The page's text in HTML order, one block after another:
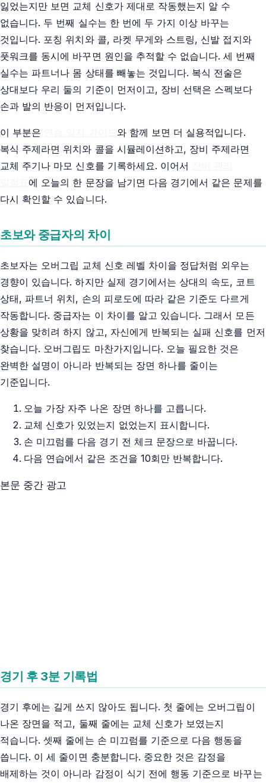
잃었는지만 보면 교체 신호가 제대로 작동했는지 알 수
없습니다. 두 번째 실수는 한 번에 두 가지 이상 바꾸는
것입니다. 포칭 위치와 콜, 라켓 무게와 스트링, 신발 접지와
풋워크를 동시에 바꾸면 원인을 추적할 수 없습니다. 세 번째
실수는 파트너나 몸 상태를 빼놓는 것입니다. 복식 전술은
상대보다 우리 둘의 기준이 먼저이고, 장비 선택은 스펙보다
손과 발의 반응이 먼저입니다.
이 부분은
와 함께 보면 더 실용적입니다.
복식 주제라면 위치와 콜을 시뮬레이션하고, 장비 주제라면
교체 주기나 마모 신호를 기록하세요. 이어서
에 오늘의 한 문장을 남기면 다음 경기에서 같은 문제를
다시 확인할 수 있습니다.
초보와 중급자의 차이
초보자는 오버그립 교체 신호 레벨 차이을 정답처럼 외우는
경향이 있습니다. 하지만 실제 경기에서는 상대의 속도, 코트
상태, 파트너 위치, 손의 피로도에 따라 같은 기준도 다르게
작동합니다. 중급자는 이 차이를 알고 있습니다. 그래서 모든
상황을 맞히려 하지 않고, 자신에게 반복되는 실패 신호를 먼저
찾습니다. 오버그립도 마찬가지입니다. 오늘 필요한 것은
완벽한 설명이 아니라 반복되는 장면 하나를 줄이는
기준입니다.
오늘 가장 자주 나온 장면 하나를 고릅니다.
교체 신호가 있었는지 없었는지 표시합니다.
손 미끄럼를 다음 경기 전 체크 문장으로 바꿉니다.
다음 연습에서 같은 조건을 10회만 반복합니다.
본문 중간 광고
경기 후 3분 기록법
경기 후에는 길게 쓰지 않아도 됩니다. 첫 줄에는 오버그립이
나온 장면을 적고, 둘째 줄에는 교체 신호가 보였는지
적습니다. 셋째 줄에는 손 미끄럼를 기준으로 다음 행동을
씁니다. 이 세 줄이면 충분합니다. 중요한 것은 감정을
배제하는 것이 아니라 감정이 식기 전에 행동 기준으로 바꾸는